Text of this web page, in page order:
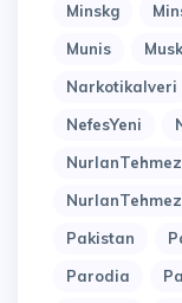
Minskg
Munis
Narkotikalveri
NefesYeni
Pakistan
Parodia